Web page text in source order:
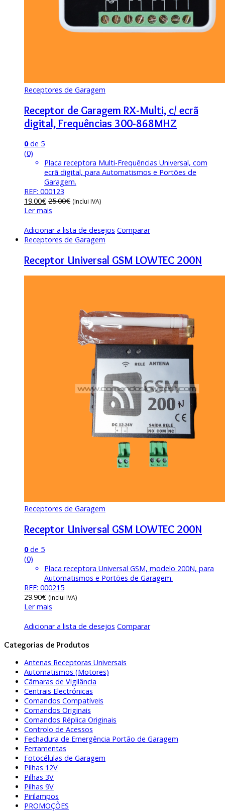
Receptores de Garagem
Receptor de Garagem RX-Multi, c/ ecrã
digital, Frequências 300-868MHZ
0de 5
(0)
Placa receptora Multi-Frequências Universal, com
ecrã digital, para Automatismos e Portões de
Garagem.
REF: 000123
19.00€ 25.00€ (Inclui IVA)
Ler mais
Adicionar a lista de desejos Comparar
Receptores de Garagem
Receptor Universal GSM LOWTEC 200N
Receptores de Garagem
Receptor Universal GSM LOWTEC 200N
0de 5
(0)
Placa receptora Universal GSM, modelo 200N, para
Automatismos e Portões de Garagem.
REF: 000215
29.90€ (Inclui IVA)
Ler mais
Adicionar a lista de desejos Comparar
Categorias de Produtos
Antenas Receptoras Universais
Automatismos (Motores)
Câmaras de Vigilância
Centrais Electrónicas
Comandos Compatíveis
Comandos Originais
Comandos Réplica Originais
Controlo de Acessos
Fechadura de Emergência Portão de Garagem
Ferramentas
Fotocélulas de Garagem
Pilhas 12V
Pilhas 3V
Pilhas 9V
Pirilampos
PROMOÇÕES